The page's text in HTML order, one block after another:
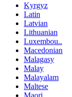
Kyrgyz
Latin
Latvian
Lithuanian
Luxembou..
Macedonian
Malagasy
Malay
Malayalam
Maltese